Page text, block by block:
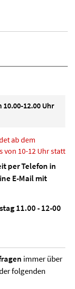
12.00 Uhr
ab dem
von 10-12 Uhr statt
per Telefon in
E-Mail mit
11.00 - 12-00
immer über
folgenden